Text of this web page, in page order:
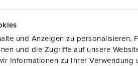
und Anzeigen zu personalisieren,
und die Zugriffe auf unsere
Informationen zu Ihrer Verwendung
tipo A 920003
dimensional - orientação vertical
Combinação de tomadas com Dis.